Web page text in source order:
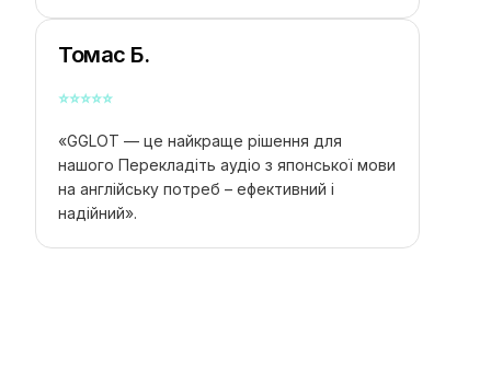
Томас Б.
⭐⭐⭐⭐⭐
«GGLOT — це найкраще рішення для
нашого Перекладіть аудіо з японської мови
на англійськупотреб – ефективний і
надійний».